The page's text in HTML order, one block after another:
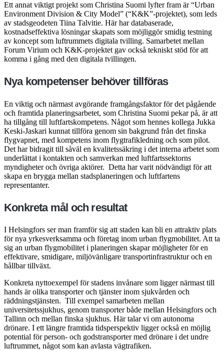
Ett annat viktigt projekt som Christina Suomi lyfter fram är “Urban
Environment Division & City Model” (“K&K”-projektet), som leds
av stadsgeodeten Tiina Talvitie. Här har databaserade,
kostnadseffektiva lösningar skapats som möjliggör smidig testning
av koncept som luftrummets digitala tvilling. Samarbetet mellan
Forum Virium och K&K-projektet gav också tekniskt stöd för att
komma i gång med den digitala tvillingen.
Nya kompetenser behöver tillföras
En viktig och närmast avgörande framgångsfaktor för det pågående
och framtida planeringsarbetet, som Christina Suomi pekar på, är att
ha tillgång till luftfartskompetens. Något som hennes kollega Jukka
Keski-Jaskari kunnat tillföra genom sin bakgrund från det finska
flygvapnet, med kompetens inom flygtrafikledning och som pilot.
Det har bidragit till såväl en kvalitetssäkring i det interna arbetet som
underlättat i kontakten och samverkan med luftfartssektorns
myndigheter och övriga aktörer. Detta har varit nödvändigt för att
skapa en brygga mellan stadsplaneringen och luftfartens
representanter.
Konkreta mål och resultat
I Helsingfors ser man framför sig att staden kan bli en attraktiv plats
för nya yrkesverksamma och företag inom urban flygmobilitet. Att ta
sig an urban flygmobilitet i planeringen skapar möjligheter för en
effektivare, smidigare, miljövänligare transportinfrastruktur och en
hållbar tillväxt.
Konkreta nyttoexempel för stadens invånare som ligger närmast till
hands är olika transporter och tjänster inom sjukvården och
räddningstjänsten. Till exempel samarbeten mellan
universitetssjukhus, genom transporter både mellan Helsingfors och
Tallinn och mellan finska sjukhus. Här talar vi om autonoma
drönare. I ett längre framtida tidsperspektiv ligger också en möjlig
potential för person- och godstransporter med drönare i det undre
luftrummet, något som kan avlasta vägtrafiken.